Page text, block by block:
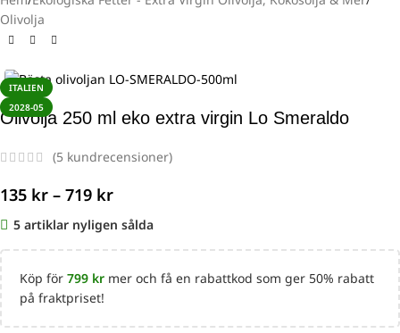
Olivolja
ITALIEN
2028-05
Olivolja 250 ml eko extra virgin Lo Smeraldo
(5 kundrecensioner)
135 kr – 719 kr
5
Köp för 799 kr mer och få en rabattkod som ger 50% rabatt
på fraktpriset!